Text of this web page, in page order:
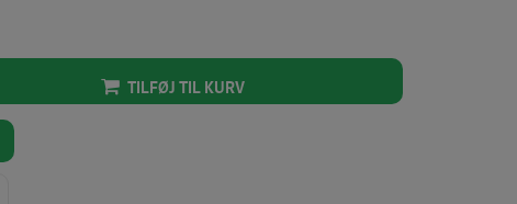
TILFØJ TIL KURV